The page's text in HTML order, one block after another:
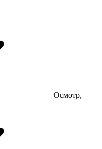
Осмотр,